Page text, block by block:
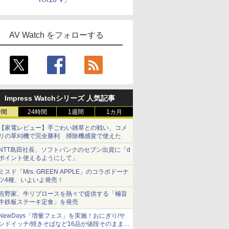
AV Watch をフォローする
Impress Watchシリーズ 人気記事
24時間 1週間 1カ月
家電レビュー】手ごわい雑草との戦い、コメ
の草刈機で完全勝利 掃除機感覚で使えた
島田社長、ソフトバンクのセブン出資に「d
イント使えるようにして」
スド「Mrs. GREEN APPLE」のコラボドーナ
4種、いよいよ発売！
野家、牛リブロースを熱々で提供する「極旨
鉄板ステーキ定食」を発売
「増量フェス」を実施！おにぎり/サ
ドイッチ/焼きそばなど16品が値段そのままで